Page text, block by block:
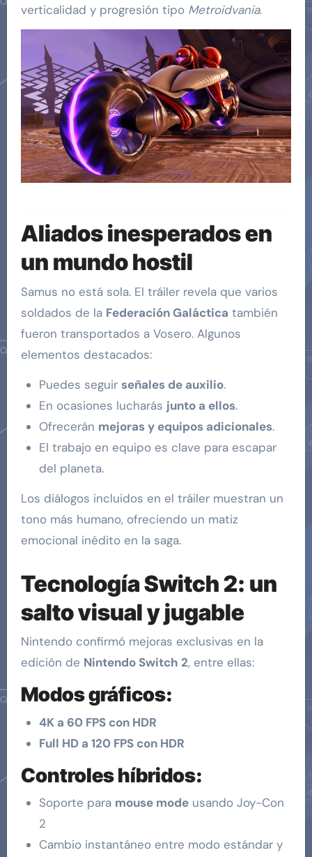
verticalidad y progresión tipo Metroidvania.
Aliados inesperados en
un mundo hostil
Samus no está sola. El tráiler revela que varios
soldados de la Federación Galáctica también
fueron transportados a Vosero. Algunos
elementos destacados:
Puedes seguir señales de auxilio.
En ocasiones lucharás junto a ellos.
Ofrecerán mejoras y equipos adicionales.
El trabajo en equipo es clave para escapar
del planeta.
Los diálogos incluidos en el tráiler muestran un
tono más humano, ofreciendo un matiz
emocional inédito en la saga.
Tecnología Switch 2: un
salto visual y jugable
Nintendo confirmó mejoras exclusivas en la
edición de Nintendo Switch 2, entre ellas:
Modos gráficos:
4K a 60 FPS con HDR
Full HD a 120 FPS con HDR
Controles híbridos:
Soporte para mouse modeusando Joy-Con
2
Cambio instantáneo entre modo estándar y